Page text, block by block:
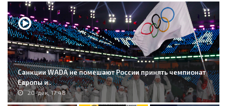
Санкции WADA не помешают России принять чемпионат
Европы и..
20-дек, 17:48